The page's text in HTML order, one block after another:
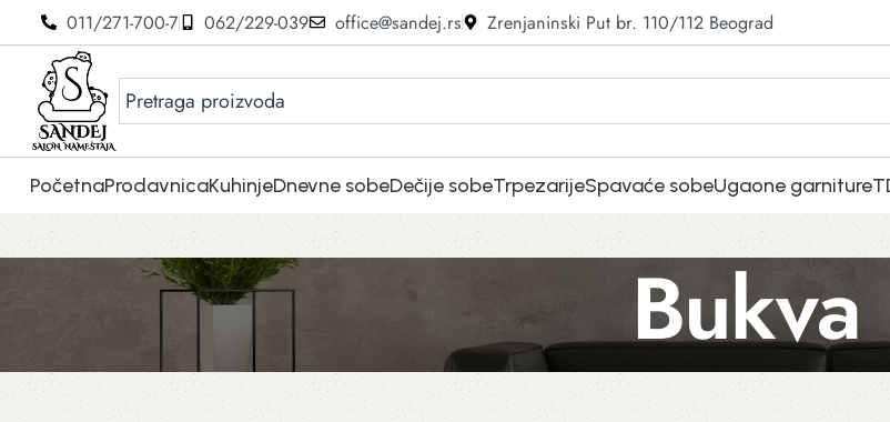
011/271-700-7 062/229-039 office@sandej.rs Zrenjaninski Put br. 110/112 Beograd
PočetnaProdavnicaKuhinjeDnevne sobeDečije sobeTrpezarijeSpavaće sobeUgaone garniture
Bukva